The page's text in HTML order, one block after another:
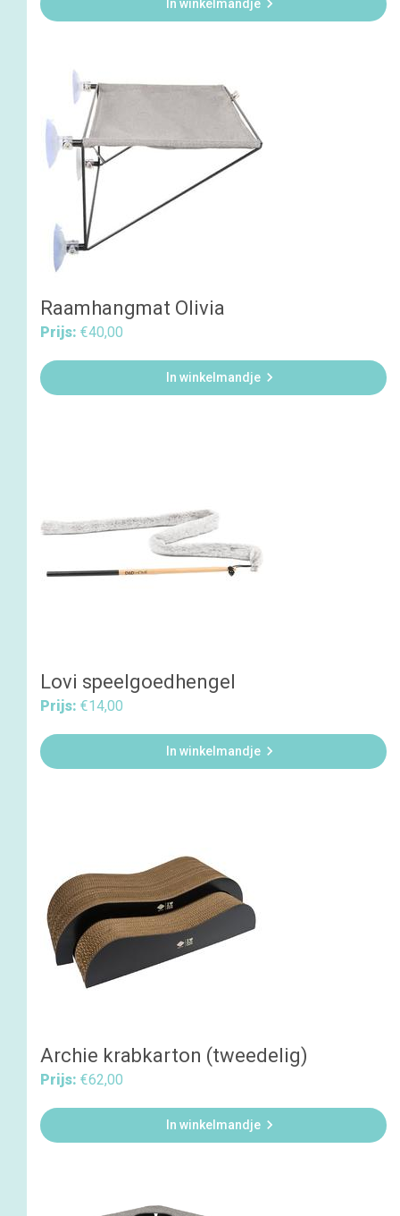
In winkelmandje
Raamhangmat Olivia
Prijs: €40,00
In winkelmandje 
Lovi speelgoedhengel
Prijs: €14,00
In winkelmandje 
Archie krabkarton (tweedelig)
Prijs: €62,00
In winkelmandje 